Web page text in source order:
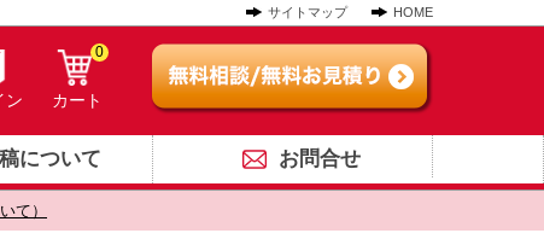
サイトマップ HOME
ン カート
0
について お問合せ
て）